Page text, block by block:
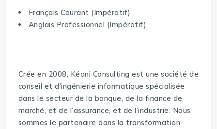
Français Courant (Impératif)
Anglais Professionnel (Impératif)
Crée en 2008, Kéoni Consulting est une société de
conseil et d’ingénierie informatique spécialisée
dans le secteur de la banque, de la finance de
marché, et de l’assurance, et de l’industrie. Nous
sommes le partenaire dans la transformation